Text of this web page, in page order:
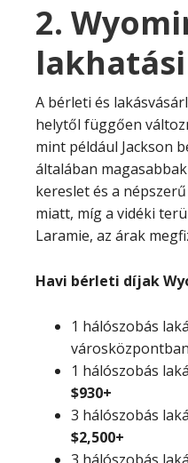
2.
A bérleti és
helytől függően
mint például Jackson
általában
kereslet és a
miatt, míg a vidéki
Laramie, az árak
Havi bérleti díjak
1 hálószobás
1 hálószobás
$930+
3 hálószobás
$2,500+